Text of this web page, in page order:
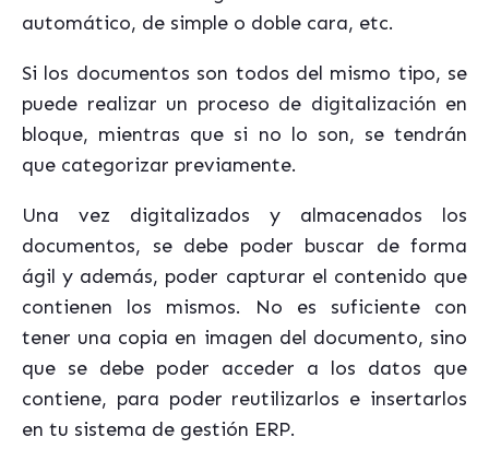
automático, de simple o doble cara, etc.
Si los documentos son todos del mismo tipo, se
puede realizar un proceso de digitalización en
bloque, mientras que si no lo son, se tendrán
que categorizar previamente.
Una vez digitalizados y almacenados los
documentos, se debe poder buscar de forma
ágil y además, poder capturar el contenido que
contienen los mismos. No es suficiente con
tener una copia en imagen del documento, sino
que se debe poder acceder a los datos que
contiene, para poder reutilizarlos e insertarlos
en tu sistema de gestión ERP.